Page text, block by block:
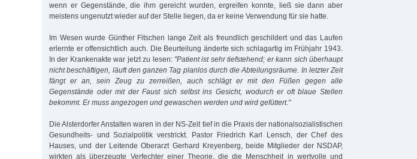
wenn er Gegenstände, die ihm gereicht wurden, ergreifen konnte, ließ sie dann aber
meistens ungenutzt wieder auf der Stelle liegen, da er keine Verwendung für sie hatte.
Im Wesen wurde Günther Fitschen lange Zeit als freundlich geschildert und das Laufen
erlernte er offensichtlich auch. Die Beurteilung änderte sich schlagartig im Frühjahr 1943.
In der Krankenakte war jetzt zu lesen: "Patient ist sehr tiefstehend; er kann sich überhaupt
nicht beschäftigen, läuft den ganzen Tag planlos durch die Abteilungsräume. In letzter Zeit
fängt er an, sein Zeug zu zerreißen, auch schlägt er mit den Füßen gegen alle
Gegenstände oder mit der Faust sich selbst ins Gesicht, wodurch er oft blaue Stellen
bekommt. Er muss angezogen und gewaschen werden und wird gefüttert."
Die Alsterdorfer Anstalten waren in der NS-Zeit tief in die Praxis der nationalsozialistischen
Gesundheits- und Sozialpolitik verstrickt. Pastor Friedrich Karl Lensch, der Chef des
Hauses, und der Leitende Oberarzt Gerhard Kreyenberg, beide Mitglieder der NSDAP,
wirkten als überzeugte Verfechter einer Theorie, die die Menschheit in wertvolle und